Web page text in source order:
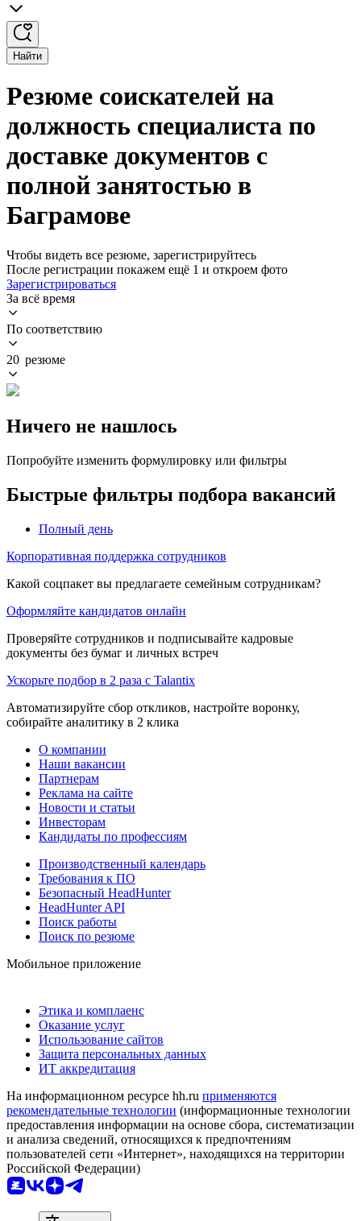
Найти
Резюме соискателей на
должность специалиста по
доставке документов с
полной занятостью в
Баграмове
Чтобы видеть все резюме, зарегистрируйтесь
После регистрации покажем ещё 1 и откроем фото
Зарегистрироваться
За всё время
По соответствию
20 резюме
Ничего не нашлось
Попробуйте изменить формулировку или фильтры
Быстрые фильтры подбора вакансий
Полный день
Корпоративная поддержка сотрудников
Какой соцпакет вы предлагаете семейным сотрудникам?
Оформляйте кандидатов онлайн
Проверяйте сотрудников и подписывайте кадровые
документы без бумаг и личных встреч
Ускорьте подбор в 2 раза с Talantix
Автоматизируйте сбор откликов, настройте воронку,
собирайте аналитику в 2 клика
О компании
Наши вакансии
Партнерам
Реклама на сайте
Новости и статьи
Инвесторам
Кандидаты по профессиям
Производственный календарь
Требования к ПО
Безопасный HeadHunter
HeadHunter API
Поиск работы
Поиск по резюме
Мобильное приложение
Этика и комплаенс
Оказание услуг
Использование сайтов
Защита персональных данных
ИТ аккредитация
На информационном ресурсе hh.ru применяются
рекомендательные технологии (информационные технологии
предоставления информации на основе сбора, систематизации
и анализа сведений, относящихся к предпочтениям
пользователей сети «Интернет», находящихся на территории
Российской Федерации)